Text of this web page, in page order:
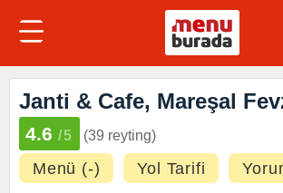
Janti & Cafe, Mareşal
4.6 /5 (39 reyting)
Menü (-) Yol Tarifi